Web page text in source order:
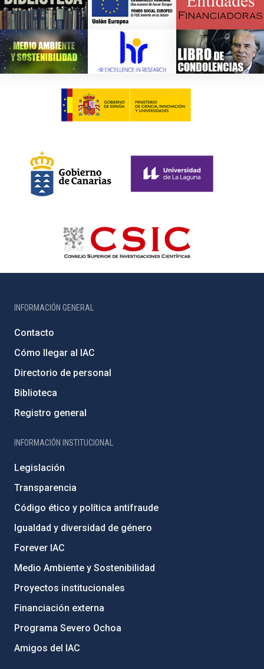
INFORMACIÓN GENERAL
Contacto
Cómo llegar al IAC
Directorio de personal
Biblioteca
Registro general
INFORMACIÓN INSTITUCIONAL
Legislación
Transparencia
Código ético y política antifraude
Igualdad y diversidad de género
Forever IAC
Medio Ambiente y Sostenibilidad
Proyectos institucionales
Financiación externa
Programa Severo Ochoa
Amigos del IAC